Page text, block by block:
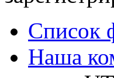
Список
Наша